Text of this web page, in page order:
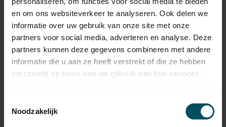
en om ons websiteverkeer te analyseren. Ook delen we
informatie over uw gebruik van onze site met onze
partners voor social media, adverteren en analyse. Deze
partners kunnen deze gegevens combineren met andere
informatie die u aan ze heeft verstrekt of die ze hebben
verzameld op basis van uw gebruik van hun services.
Noodzakelijk
Selve Bandgeleider
energiebesparend
Op voorraad
7,95
SELVE
Op voorraad